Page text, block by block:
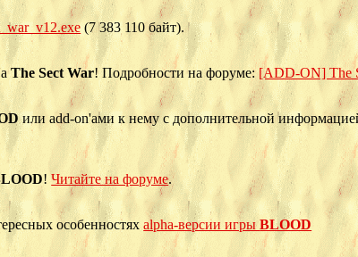
(7 383 110 байт).
The Sect War! Подробности на форуме: [ADD-ON] The
или add-on'ами к нему с дополнительной
!Читайте на форуме.
особенностяхalpha-версии игрыBLOOD